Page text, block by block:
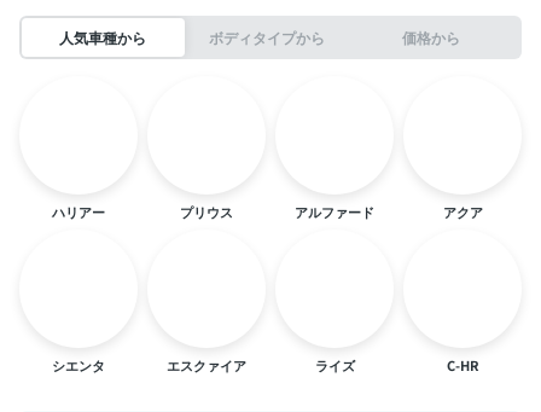
人気車種から ボディタイプから 価格から
ハリアー プリウス アルファード アクア
シエンタ エスクァイア ライズ C-HR